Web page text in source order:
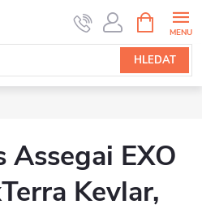
HLEDAT
NÁKUPNÍ
KOŠÍK
Assegai EXO
Kevlar,